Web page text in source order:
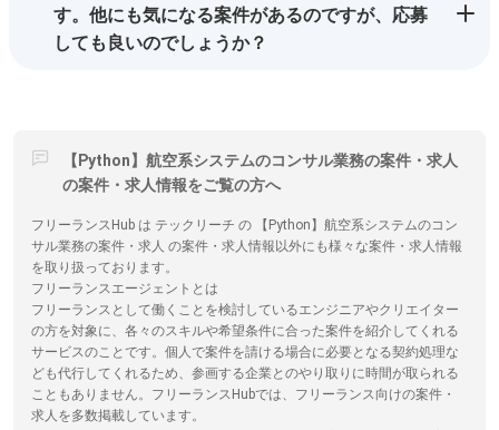
す。他にも気になる案件があるのですが、応募
しても良いのでしょうか？
【Python】航空系システムのコンサル業務の案件・求人
の案件・求人情報をご覧の方へ
フリーランスHub は テックリーチ の 【Python】航空系システムのコン
サル業務の案件・求人 の案件・求人情報以外にも様々な案件・求人情報
を取り扱っております。
フリーランスエージェントとは
フリーランスとして働くことを検討しているエンジニアやクリエイター
の方を対象に、各々のスキルや希望条件に合った案件を紹介してくれる
サービスのことです。個人で案件を請ける場合に必要となる契約処理な
ども代行してくれるため、参画する企業とのやり取りに時間が取られる
こともありません。フリーランスHubでは、フリーランス向けの案件・
求人を多数掲載しています。